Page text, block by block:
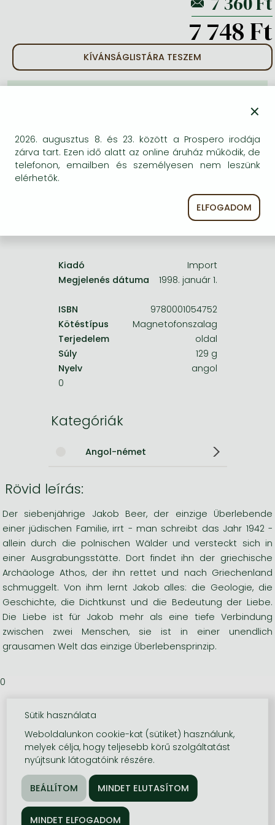
One-Punch Man manga
7 748 Ft
KÍVÁNSÁGLISTÁRA TESZEM
Érdemes újra keresni a címmel, hátha van újabb
kiadás.
Kiadó
Import
Megjelenés dátuma
1998. január 1.
ISBN
9780001054752
Kötéstípus
Magnetofonszalag
Terjedelem
oldal
Súly
129 g
Nyelv
angol
0
Kategóriák
Angol-német
Rövid leírás:
Der siebenjährige Jakob Beer, der einzige Überlebende
einer jüdischen Familie, irrt - man schreibt das Jahr 1942 -
allein durch die polnischen Wälder und versteckt sich in
einer Ausgrabungsstätte. Dort findet ihn der griechische
Archäologe Athos, der ihn rettet und nach Griechenland
schmuggelt. Von ihm lernt Jakob alles: die Geologie, die
Geschichte, die Dichtkunst und die Bedeutung der Liebe.
Die Liebe ist für Jakob mehr als eine tiefe Verbindung
zwischen zwei Menschen, sie ist in einer unendlich
grausamen Welt das einzige Überlebensprinzip.
0
×
2026. augusztus 8. és 23. között a Prospero irodája
zárva tart. Ezen idő alatt az online áruház működik, de
telefonon, emailben és személyesen nem leszünk
elérhetők.
ELFOGADOM
Sütik használata
Weboldalunkon cookie-kat (sütiket) használunk,
melyek célja, hogy teljesebb körű szolgáltatást
nyújtsunk látogatóink részére.